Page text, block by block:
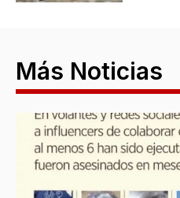
Más Noticias